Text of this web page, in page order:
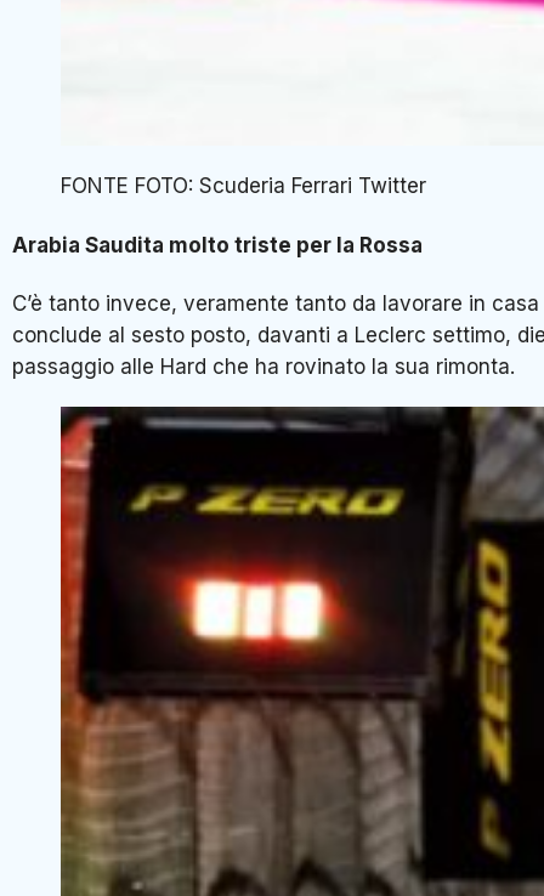
FONTE FOTO: Scuderia Ferrari Twitter
Arabia Saudita molto triste per la Rossa
C’è tanto invece, veramente tanto da lavorare in casa
conclude al sesto posto, davanti a Leclerc settimo,
passaggio alle Hard che ha rovinato la sua rimonta.